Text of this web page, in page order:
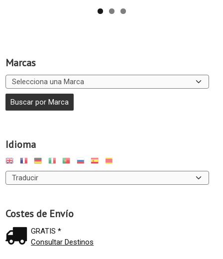
Marcas
Idioma
Costes de Envío
GRATIS *
Consultar Destinos